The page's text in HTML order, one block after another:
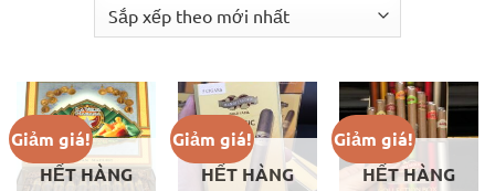
Giảm giá!
HẾT HÀNG
Giảm giá!
HẾT HÀNG
Giảm giá!
HẾT HÀNG